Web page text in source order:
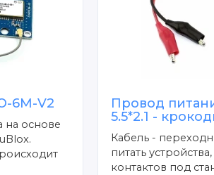
6M-V2
на основе
Провод
5.5*2.1 -
Кабель -
питать
контактов под